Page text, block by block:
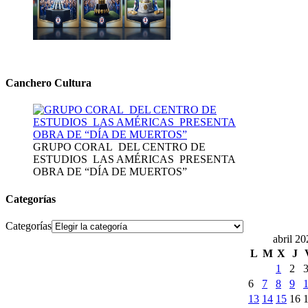
Canchero Cultura
GRUPO CORAL DEL CENTRO DE
ESTUDIOS LAS AMÉRICAS PRESENTA
OBRA DE “DÍA DE MUERTOS”
Categorías
Categorías
abril
L M X J
1
2 3
6
7 8 9
13 14 15 16